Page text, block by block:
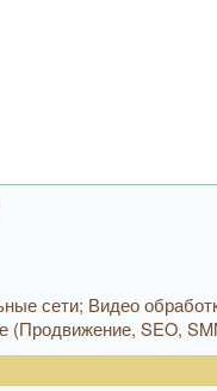
сети; Видео
(Продвижение, SEO,